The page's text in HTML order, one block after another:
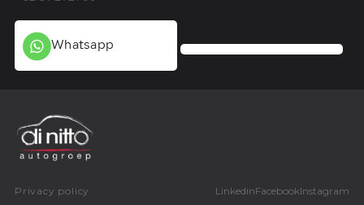
Whatsapp
Privacy policy LinkedinFacebookInstagram